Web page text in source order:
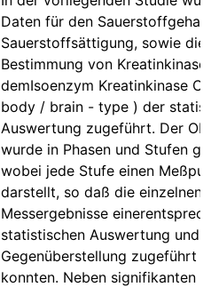
Daten für den
Sauerstoffsättigung, sowie die
Bestimmung von
demIsoenzym Kreatinkinase
body / brain - type ) der
Auswertung zugeführt. Der
wurde in Phasen und Stufen
wobei jede Stufe einen
darstellt, so daß die einzelnen
Messergebnisse
statistischen Auswertung und
Gegenüberstellung zugeführt
konnten. Neben signifikanten